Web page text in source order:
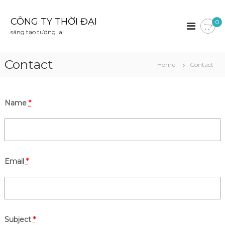
CÔNG TY THỜI ĐẠI
sáng tạo tương lai
0
Contact Home Contact
Name *
Email *
Subject *